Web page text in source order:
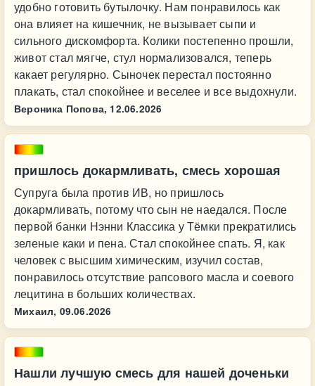
удобно готовить бутылочку. Нам понравилось как
она влияет на кишечник, не вызывает сыпи и
сильного дискомфорта. Колики постепенно прошли,
живот стал мягче, стул нормализовался, теперь
какает регулярно. Сыночек перестал постоянно
плакать, стал спокойнее и веселее и все выдохнули.
Вероника Попова, 12.06.2026
пришлось докармливать, смесь хорошая
Супруга была против ИВ, но пришлось
докармливать, потому что сын не наедался. После
первой банки Нэнни Классика у Тёмки прекратились
зеленые каки и пена. Стал спокойнее спать. Я, как
человек с высшим химическим, изучил состав,
понравилось отсутствие рапсового масла и соевого
лецитина в больших количествах.
Михаил, 09.06.2026
Нашли лучшую смесь для нашей доченьки